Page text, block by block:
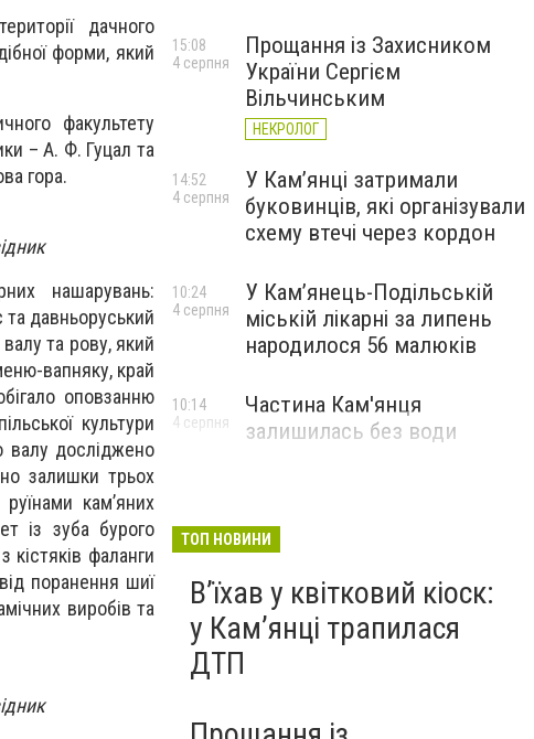
дачного
форми, який
факультету
– А. Ф. Гуцал та
гора.
нашарувань:
та давньоруський
та рову, який
вапняку, край
оповзанню
культури
валу досліджено
залишки трьох
кам’яних
із зуба бурого
фаланги
поранення шиї
виробів та
Прощання із Захисником
України Сергієм
Вільчинським
НЕКРОЛОГ
15:08
4 серпня
У Кам’янці затримали
буковинців, які організували
схему втечі через кордон
14:52
4 серпня
У Кам’янець-Подільській
міській лікарні за липень
народилося 56 малюків
10:24
4 серпня
Частина Кам'янця
залишилась без води
10:14
4 серпня
ТОП НОВИНИ
Вʼїхав у квітковий кіоск:
у Камʼянці трапилася
ДТП